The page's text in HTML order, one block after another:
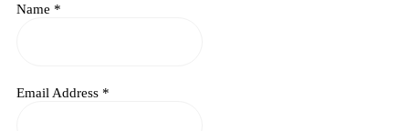
Name *
Email Address *